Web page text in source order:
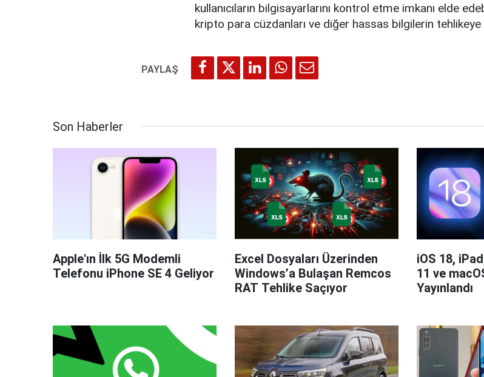
kullanıcıların bilgisayarlarını kontrol etme imkanı elde
kripto para cüzdanları ve diğer hassas bilgilerin
Son Haberler
Apple'ın İlk 5G Modemli
Telefonu iPhone SE 4 Geliyor
Excel Dosyaları Üzerinden
Windows’a Bulaşan Remcos
RAT Tehlike Saçıyor
iOS 18,
11 ve
Yayınlandı